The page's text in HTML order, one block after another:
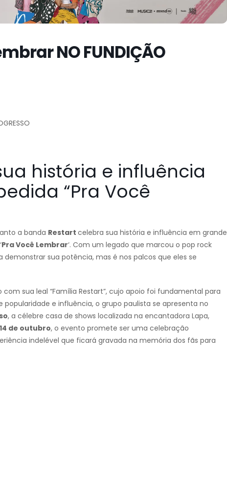
NO FUNDIÇÃO
história e influência
“Pra Você
a banda Restart celebra sua história e influência em grande
Pra Você Lembrar‘. Com um legado que marcou o pop rock
sua potência, mas é nos palcos que eles se
sua leal “Família Restart”, cujo apoio foi fundamental para
e influência, o grupo paulista se apresenta no
, a célebre casa de shows localizada na encantadora Lapa,
14 de outubro, o evento promete ser uma celebração
indelével que ficará gravada na memória dos fãs para